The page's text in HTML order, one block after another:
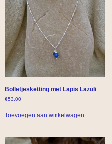
Bolletjesketting met Lapis Lazuli
€53,00
Toevoegen aan winkelwagen